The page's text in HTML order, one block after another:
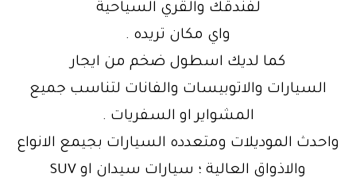
لفندقك والقري السياحية
واي مكان تريده .
كما لديك اسطول ضخم من ايجار
السيارات والاتوبيسات والفانات لتناسب جميع
المشواير او السفريات .
واحدث الموديلات ومتعدده السيارات بجيمع الانواع
والاذواق العالية ؛ سيارات سيدان او SUV